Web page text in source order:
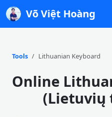
Võ Việt Hoàng
Tools Lithuanian Keyboard
Online
(Lietuvių